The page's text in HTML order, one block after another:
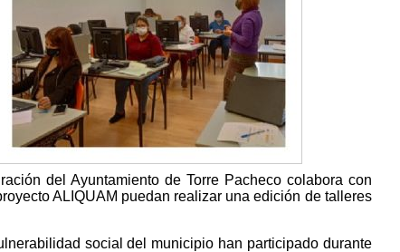
del Ayuntamiento de Torre Pacheco colabora con
ALIQUAM puedan realizar una edición de talleres
social del municipio han participado durante